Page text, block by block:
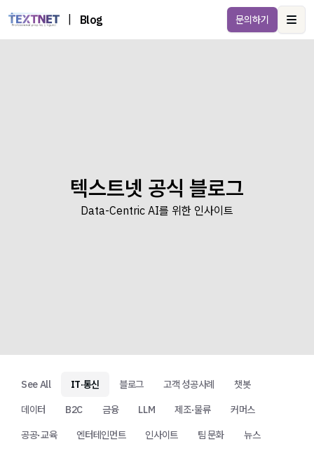
Blog 문의하기
텍스트넷 공식 블로그
Data-Centric AI를 위한 인사이트
See All IT·통신 블로그 고객 성공사례
챗봇
데이터
B2C 금융 LLM 제조·물류
커머스
공공·교육
엔터테인먼트 인사이트 팀 문화 뉴스